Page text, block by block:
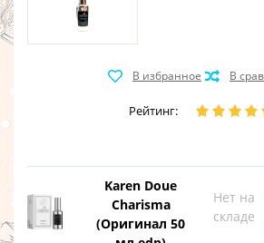
Рейтинг:
Karen Doue
Charisma
(Оригинал 50
Нет на
складе